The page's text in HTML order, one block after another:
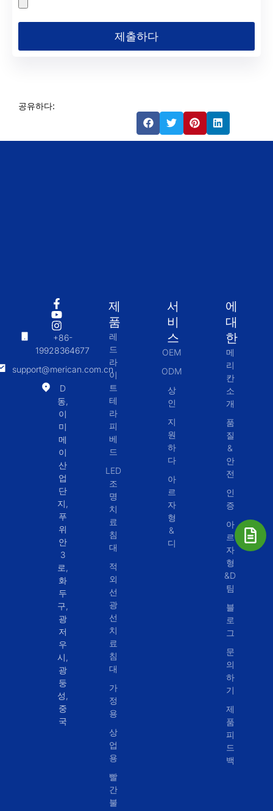
제출하다
공유하다:
+86-
19928364677
support@merican.com.cn
D
동,
이
미
메
이
산
업
단
지,
푸
위
안
3
로,
화
두
구,
광
저
우
시,
광
둥
성,
중
국
제
품
레
드
라
이
트
테
라
피
베
드
LED
조
명
치
료
침
대
적
외
선
광
선
치
료
침
대
가
정
용
상
업
용
빨
간
불
서
비
스
OEM
ODM
상
인
지
원
하
다
아
르
자
형
&
디
에
대
한
메
리
칸
소
개
품
질
&
안
전
인
증
아
르
자
형
&D
팀
블
로
그
문
의
하
기
제
품
피
드
백